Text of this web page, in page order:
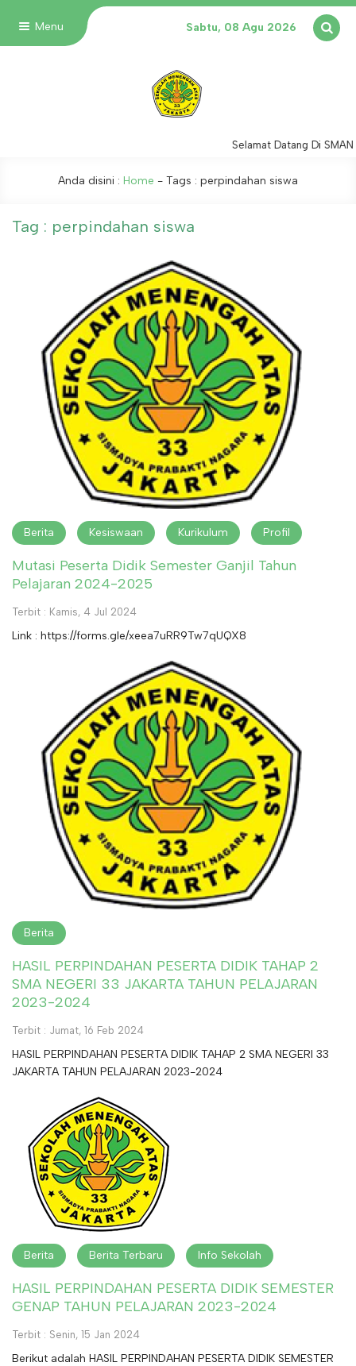
Menu Sabtu, 08 Agu 2026
Selamat Datang Di SMAN
Anda disini : Home - Tags : perpindahan siswa
Tag : perpindahan siswa
Berita Kesiswaan Kurikulum Profil
Mutasi Peserta Didik Semester Ganjil Tahun
Pelajaran 2024-2025
Terbit : Kamis, 4 Jul 2024
Link : https://forms.gle/xeea7uRR9Tw7qUQX8
Berita
HASIL PERPINDAHAN PESERTA DIDIK TAHAP 2
SMA NEGERI 33 JAKARTA TAHUN PELAJARAN
2023-2024
Terbit : Jumat, 16 Feb 2024
HASIL PERPINDAHAN PESERTA DIDIK TAHAP 2 SMA NEGERI 33
JAKARTA TAHUN PELAJARAN 2023-2024
Berita Berita Terbaru Info Sekolah
HASIL PERPINDAHAN PESERTA DIDIK SEMESTER
GENAP TAHUN PELAJARAN 2023-2024
Terbit : Senin, 15 Jan 2024
Berikut adalah HASIL PERPINDAHAN PESERTA DIDIK SEMESTER